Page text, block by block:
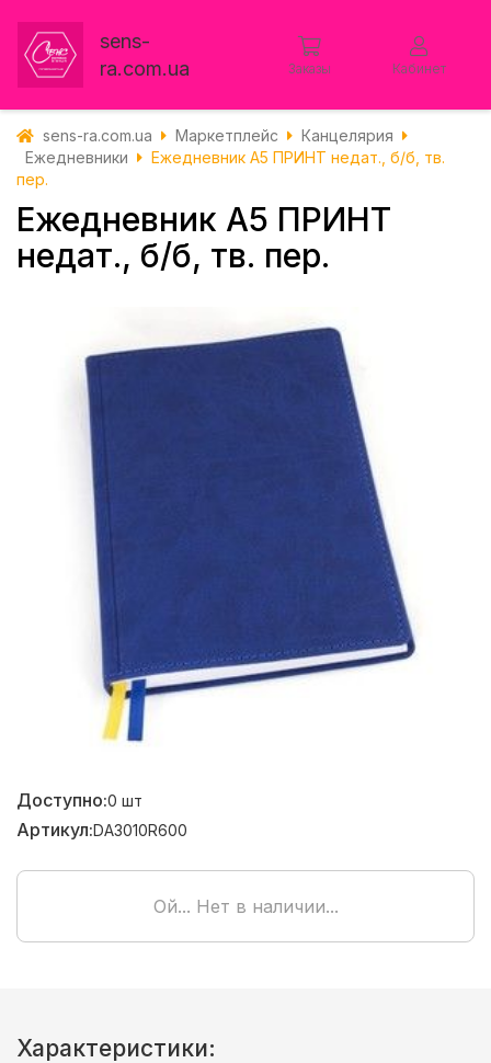
sens-
ra.com.ua
Заказы Кабинет
sens-ra.com.ua Маркетплейс
Канцелярия
Ежедневники
Ежедневник А5 ПРИНТ недат., б/б, тв.
пер.
Ежедневник А5 ПРИНТ
недат., б/б, тв. пер.
Доступно:0 шт
Артикул:DA3010R600
Ой... Нет в наличии...
Характеристики: